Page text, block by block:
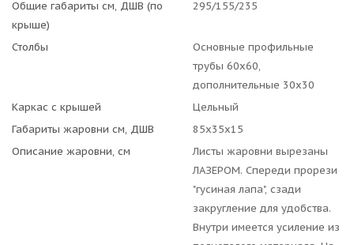
Общие габариты см, ДШВ (по
крыше)
295/155/235
Столбы
Основные профильные
трубы 60x60,
дополнительные 30x30
Каркас с крышей
Цельный
Габариты жаровни см, ДШВ
85x35x15
Описание жаровни, см
Листы жаровни вырезаны
ЛАЗЕРОМ. Спереди прорези
"гусиная лапа", сзади
закругление для удобства.
Внутри имеется усиление из